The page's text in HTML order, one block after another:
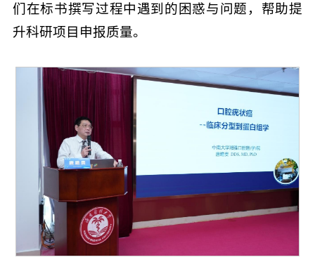
们在标书撰写过程中遇到的困惑与问题，帮助提
升科研项目申报质量。